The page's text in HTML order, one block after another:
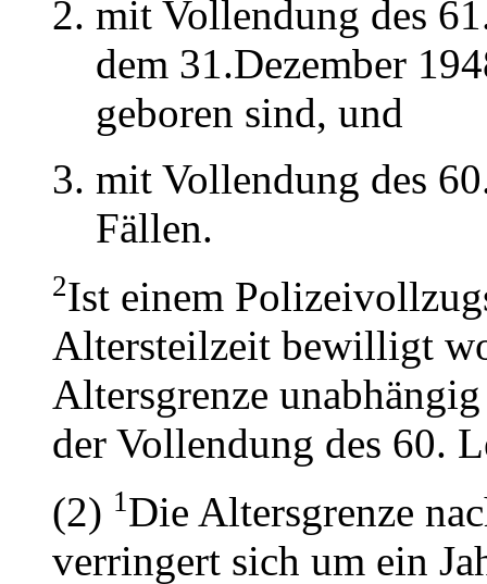
mit Vollendung des
dem 31.Dezember
geboren sind, und
mit Vollendung des
Fällen.
2Ist einem
Altersteilzeit bewilligt
Altersgrenze
der Vollendung des 60.
(2) 1Die Altersgrenze
verringert sich um ein